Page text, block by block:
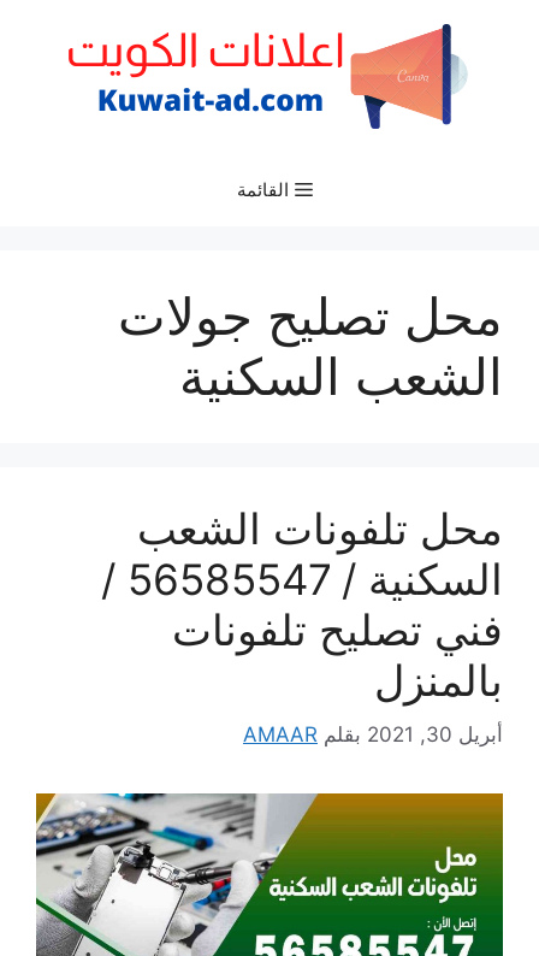
القائمة
محل تصليح جولات
الشعب السكنية
محل تلفونات الشعب
السكنية / 56585547 /
فني تصليح تلفونات
بالمنزل
أبريل 30, 2021 بقلم AMAAR